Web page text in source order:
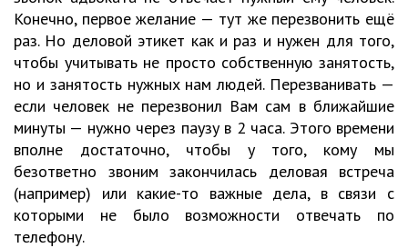
Конечно, первое желание — тут же перезвонить ещё
раз. Но деловой этикет как и раз и нужен для того,
чтобы учитывать не просто собственную занятость,
но и занятость нужных нам людей. Перезванивать —
если человек не перезвонил Вам сам в ближайшие
минуты — нужно через паузу в 2 часа. Этого времени
вполне достаточно, чтобы у того, кому мы
безответно звоним закончилась деловая встреча
(например) или какие-то важные дела, в связи с
которыми не было возможности отвечать по
телефону.